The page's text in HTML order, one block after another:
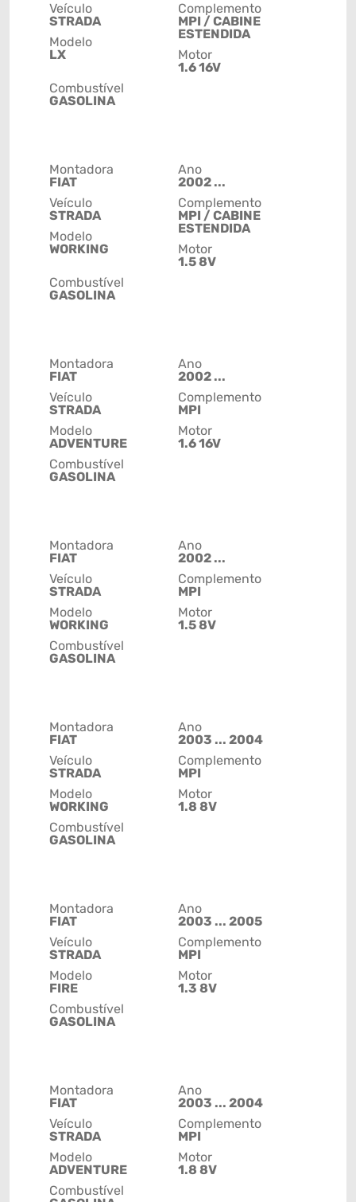
Veículo
STRADA
Modelo
LX
Complemento
MPI / CABINE
ESTENDIDA
Motor
1.6 16V
Combustível
GASOLINA
Montadora
FIAT
Veículo
STRADA
Modelo
WORKING
Ano
2002 ...
Complemento
MPI / CABINE
ESTENDIDA
Motor
1.5 8V
Combustível
GASOLINA
Montadora
FIAT
Veículo
STRADA
Modelo
ADVENTURE
Ano
2002 ...
Complemento
MPI
Motor
1.6 16V
Combustível
GASOLINA
Montadora
FIAT
Veículo
STRADA
Modelo
WORKING
Ano
2002 ...
Complemento
MPI
Motor
1.5 8V
Combustível
GASOLINA
Montadora
FIAT
Veículo
STRADA
Modelo
WORKING
Ano
2003 ... 2004
Complemento
MPI
Motor
1.8 8V
Combustível
GASOLINA
Montadora
FIAT
Veículo
STRADA
Modelo
FIRE
Ano
2003 ... 2005
Complemento
MPI
Motor
1.3 8V
Combustível
GASOLINA
Montadora
FIAT
Veículo
STRADA
Modelo
ADVENTURE
Ano
2003 ... 2004
Complemento
MPI
Motor
1.8 8V
Combustível